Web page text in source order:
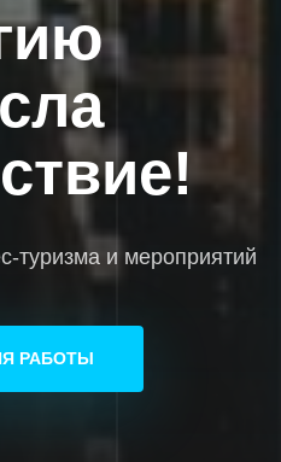
туризма и мероприятий
РАБОТЫ